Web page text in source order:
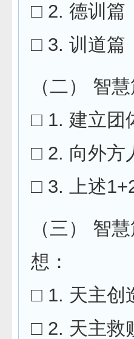
□ 2. 德训篇
□ 3. 训道篇
（二） 智
□ 1. 建立团
□ 2. 向外方
□ 3. 上述
（三） 智
想：
□ 1. 天主创
□ 2. 天主救